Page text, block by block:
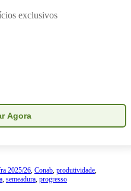
exclusivos
Agora
2025/26, Conab, produtividade,
, semeadura, progresso